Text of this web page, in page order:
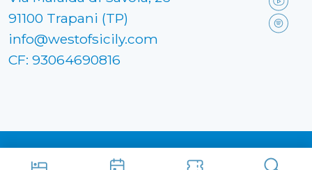
91100 Trapani (TP)
info@westofsicily.com
CF: 93064690816
Made in with passion